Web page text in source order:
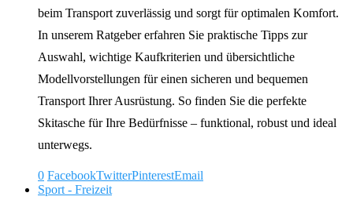
beim Transport zuverlässig und sorgt für optimalen Komfort.
In unserem Ratgeber erfahren Sie praktische Tipps zur
Auswahl, wichtige Kaufkriterien und übersichtliche
Modellvorstellungen für einen sicheren und bequemen
Transport Ihrer Ausrüstung. So finden Sie die perfekte
Skitasche für Ihre Bedürfnisse – funktional, robust und ideal
unterwegs.
0 FacebookTwitterPinterestEmail
Sport - Freizeit